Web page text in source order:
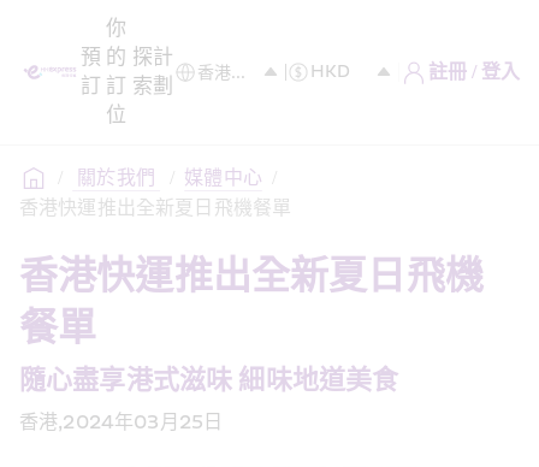
預
訂
你
的
訂
位
探
索
計
劃
註冊 / 登入
/ 關於我們 / 媒體中心 /
香港快運推出全新夏日飛機餐單
香港快運推出全新夏日飛機
餐單
隨心盡享港式滋味 細味地道美食
香港,2024年03月25日